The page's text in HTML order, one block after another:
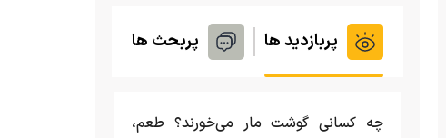
پربازدید ها پربحث ها
چه کسانی گوشت مار می‌خورند؟ طعم،